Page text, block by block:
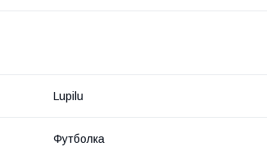
Lupilu
Футболка